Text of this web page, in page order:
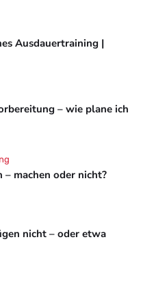
Ausdauertraining |
– wie plane ich
– machen oder nicht?
nicht – oder etwa